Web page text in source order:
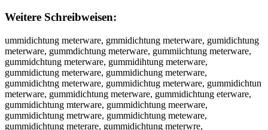
Weitere Schreibweisen:
ummidichtung meterware, gmmidichtung meterware, gumidichtung meterware, gummdichtung meterware, gummiichtung meterware, gummidchtung meterware, gummidihtung meterware, gummidictung meterware, gummidichung meterware, gummidichtng meterware, gummidichtug meterware, gummidichtun meterware, gummidichtung meterware, gummidichtung eterware, gummidichtung mterware, gummidichtung meerware, gummidichtung metrware, gummidichtung meteware, gummidichtung meterare, gummidichtung meterwre, gummidichtung meterwae, gummidichtung meterwar, ggummidichtung meterware, guummidichtung meterware, gummmidichtung meterware, gummiidichtung meterware, gummiddichtung meterware, gummidiichtung meterware, gummidicchtung meterware, gummidichhtung meterware, gummidichttung meterware, gummidichtuung meterware, gummidichtunng meterware, gummidichtungg meterware, gummidichtung mmeterware, gummidichtung meeterware, gummidichtung metterware, gummidichtung meteerware, gummidichtung meterrware, gummidichtung meterwware, gummidichtung meterwaare, gummidichtung meterwarre, gummidichtung meterwaree, ugmmidichtung meterware, gmumidichtung meterware, gumimdichtung meterware, gummdiichtung meterware, gummiidchtung meterware, gummidcihtung meterware, gummidihctung meterware, gummidicthung meterware, gummidichutng meterware, gummidichtnug meterware, gummidichtugn meterware, gummidichtun gmeterware, gummidichtungm eterware, gummidichtung emterware, gummidichtung mteerware, gummidichtung meetrware, gummidichtung metreware, gummidichtung metewrare, gummidichtung meterawre, gummidichtung meterwrae, gummidichtung meterwaer, gummidichtungmeterware, rummidichtung meterware, fummidichtung meterware, vummidichtung meterware, tummidichtung meterware, bummidichtung meterware, yummidichtung meterware, hummidichtung meterware, nummidichtung meterware, gymmidichtung meterware, ghmmidichtung meterware, gjmmidichtung meterware, gkmmidichtung meterware, gimmidichtung meterware, g7mmidichtung meterware, g8mmidichtung meterware, gu midichtung meterware, gunmidichtung meterware, guhmidichtung meterware, gujmidichtung meterware, gukmidichtung meterware, gulmidichtung meterware, gum idichtung meterware, gumnidichtung meterware, gumhidichtung meterware, gumjidichtung meterware, gumkidichtung meterware, gumlidichtung meterware, gummudichtung meterware, gummjdichtung meterware, gummkdichtung meterware, gummldichtung meterware, gummodichtung meterware, gumm8dichtung meterware, gumm9dichtung meterware, gummixichtung meterware, gummisichtung meterware, gummiwichtung meterware, gummieichtung meterware, gummirichtung meterware, gummifichtung meterware, gummivichtung meterware, gummicichtung meterware, gummiduchtung meterware, gummidjchtung meterware, gummidkchtung meterware, gummidlchtung meterware, gummidochtung meterware, gummid8chtung meterware, gummid9chtung meterware, gummidi htung meterware, gummidixhtung meterware, gummidishtung meterware, gummididhtung meterware, gummidifhtung meterware, gummidivhtung meterware, gummidicbtung meterware, gummidicgtung meterware, gummidicttung meterware, gummidicytung meterware, gummidicutung meterware, gummidicjtung meterware, gummidicmtung meterware, gummidicntung meterware, gummidichrung meterware, gummidichfung meterware, gummidichgung meterware, gummidichhung meterware, gummidichyung meterware, gummidich5ung meterware, gummidich6ung meterware, gummidichtyng meterware, gummidichthng meterware, gummidichtjng meterware, gummidichtkng meterware, gummidichting meterware, gummidicht7ng meterware, gummidicht8ng meterware, gummidichtu g meterware, gummidichtubg meterware, gummidichtugg meterware, gummidichtuhg meterware, gummidichtujg meterware, gummidichtumg meterware, gummidichtunr meterware, gummidichtunf meterware, gummidichtunv meterware, gummidichtunt meterware, gummidichtunb meterware, gummidichtuny meterware, gummidichtunh meterware, gummidichtunn meterware, gummidichtung eterware, gummidichtung neterware, gummidichtung heterware, gummidichtung jeterware, gummidichtung keterware, gummidichtung leterware, gummidichtung mwterware, gummidichtung msterware, gummidichtung mdterware, gummidichtung mfterware, gummidichtung mrterware, gummidichtung m3terware, gummidichtung m4terware, gummidichtung mererware, gummidichtung meferware, gummidichtung megerware, gummidichtung meherware, gummidichtung meyerware, gummidichtung me5erware, gummidichtung me6erware, gummidichtung metwrware, gummidichtung metsrware, gummidichtung metdrware, gummidichtung metfrware, gummidichtung metrrware, gummidichtung met3rware, gummidichtung met4rware, gummidichtung meteeware, gummidichtung metedware, gummidichtung metefware, gummidichtung metegware, gummidichtung metetware, gummidichtung mete4ware, gummidichtung mete5ware, gummidichtung meterqare, gummidichtung meteraare, gummidichtung metersare, gummidichtung meterdare, gummidichtung metereare, gummidichtung meter1are, gummidichtung meter2are, gummidichtung meterwqre, gummidichtung meterwwre, gummidichtung meterwzre, gummidichtung meterwxre, gummidichtung meterwaee, gummidichtung meterwade, gummidichtung meterwafe, gummidichtung meterwage, gummidichtung meterwate, gummidichtung meterwa4e, gummidichtung meterwa5e, gummidichtung meterwarw, gummidichtung meterwars, gummidichtung meterward, gummidichtung meterwarf, gummidichtung meterwarr, gummidichtung meterwar3, gummidichtung meterwar4, rgummidichtung meterware, grummidichtung meterware, fgummidichtung meterware, gfummidichtung meterware, vgummidichtung meterware, gvummidichtung meterware, tgummidichtung meterware, gtummidichtung meterware, bgummidichtung meterware, gbummidichtung meterware, ygummidichtung meterware, gyummidichtung meterware, hgummidichtung meterware, ghummidichtung meterware, ngummidichtung meterware, gnummidichtung meterware, guymmidichtung meterware, guhmmidichtung meterware, gjummidichtung meterware, gujmmidichtung meterware, gkummidichtung meterware, gukmmidichtung meterware, giummidichtung meterware, guimmidichtung meterware, g7ummidichtung meterware, gu7mmidichtung meterware, g8ummidichtung meterware, gu8mmidichtung meterware, gu mmidichtung meterware, gum midichtung meterware, gunmmidichtung meterware, gumnmidichtung meterware, gumhmidichtung meterware, gumjmidichtung meterware, gumkmidichtung meterware, gulmmidichtung meterware, gumlmidichtung meterware, gumm idichtung meterware, gummnidichtung meterware, gummhidichtung meterware, gummjidichtung meterware, gummkidichtung meterware, gummlidichtung meterware, gummuidichtung meterware, gummiudichtung meterware, gummijdichtung meterware, gummikdichtung meterware, gummildichtung meterware, gummoidichtung meterware, gummiodichtung meterware, gumm8idichtung meterware, gummi8dichtung meterware, gumm9idichtung meterware, gummi9dichtung meterware, gummixdichtung meterware, gummidxichtung meterware, gummisdichtung meterware, gummidsichtung meterware, gummiwdichtung meterware, gummidwichtung meterware, gummiedichtung meterware, gummideichtung meterware, gummirdichtung meterware, gummidrichtung meterware, gummifdichtung meterware, gummidfichtung meterware, gummivdichtung meterware, gummidvichtung meterware, gummicdichtung meterware, gummidcichtung meterware, gummiduichtung meterware, gummidiuchtung meterware, gummidjichtung meterware, gummidijchtung meterware, gummidkichtung meterware, gummidikchtung meterware, gummidlichtung meterware, gummidilchtung meterware, gummidoichtung meterware, gummidiochtung meterware, gummid8ichtung meterware, gummidi8chtung meterware, gummid9ichtung meterware, gummidi9chtung meterware, gummidi chtung meterware, gummidic htung meterware, gummidixchtung meterware, gummidicxhtung meterware, gummidischtung meterware, gummidicshtung meterware, gummididchtung meterware, gummidicdhtung meterware, gummidifchtung meterware, gummidicfhtung meterware, gummidivchtung meterware, gummidicvhtung meterware, gummidicbhtung meterware, gummidichbtung meterware, gummidicghtung meterware, gummidichgtung meterware, gummidicthtung meterware, gummidicyhtung meterware, gummidichytung meterware, gummidicuhtung meterware, gummidichutung meterware, gummidicjhtung meterware, gummidichjtung meterware, gummidicmhtung meterware, gummidichmtung meterware, gummidicnhtung meterware, gummidichntung meterware, gummidichrtung meterware, gummidichtrung meterware, gummidichftung meterware, gummidichtfung meterware, gummidichtgung meterware, gummidichthung meterware, gummidichtyung meterware, gummidich5tung meterware, gummidicht5ung meterware, gummidich6tung meterware, gummidicht6ung meterware, gummidichtuyng meterware, gummidichtuhng meterware, gummidichtjung meterware, gummidichtujng meterware, gummidichtkung meterware, gummidichtukng meterware, gummidichtiung meterware, gummidichtuing meterware, gummidicht7ung meterware, gummidichtu7ng meterware, gummidicht8ung meterware, gummidichtu8ng meterware, gummidichtu ng meterware, gummidichtun g meterware, gummidichtubng meterware, gummidichtunbg meterware, gummidichtugng meterware, gummidichtunhg meterware, gummidichtunjg meterware, gummidichtumng meterware, gummidichtunmg meterware, gummidichtunrg meterware, gummidichtungr meterware, gummidichtunfg meterware, gummidichtungf meterware, gummidichtunvg meterware, gummidichtungv meterware, gummidichtuntg meterware, gummidichtungt meterware, gummidichtungb meterware, gummidichtunyg meterware, gummidichtungy meterware, gummidichtungh meterware, gummidichtungn meterware, gummidichtung meterware, gummidichtung m eterware, gummidichtung nmeterware, gummidichtung mneterware, gummidichtung hmeterware, gummidichtung mheterware, gummidichtung jmeterware, gummidichtung mjeterware, gummidichtung kmeterware, gummidichtung mketerware, gummidichtung lmeterware, gummidichtung mleterware, gummidichtung mweterware, gummidichtung mewterware, gummidichtung mseterware, gummidichtung mesterware, gummidichtung mdeterware, gummidichtung medterware, gummidichtung mfeterware, gummidichtung mefterware, gummidichtung mreterware, gummidichtung merterwa